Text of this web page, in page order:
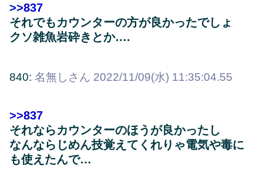
>>837
それでもカウンターの方が良かったでしょ
クソ雑魚岩砕きとか….
840: 名無しさん 2022/11/09(水) 11:35:04.55
>>837
それならカウンターのほうが良かったし
なんならじめん技覚えてくれりゃ電気や毒に
も使えたんで…